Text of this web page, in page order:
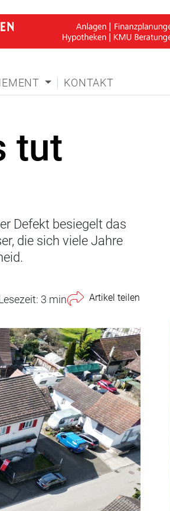
KONTAKT
tut
Defekt besiegelt das
die sich viele Jahre
3 min Artikel teilen